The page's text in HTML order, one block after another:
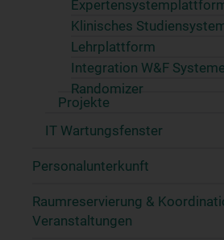
Klinisches
Lehrplattform
Integration W&F Systeme
Randomizer
Projekte
IT Wartungsfenster
Personalunterkunft
Raumreservierung &
Veranstaltungen